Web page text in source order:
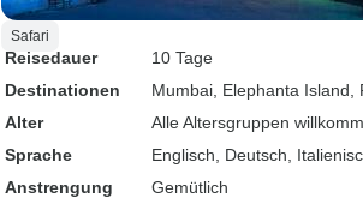
Safari
Reisedauer
10 Tage
Destinationen
Mumbai , Elephanta Island
Alter
Alle Altersgruppen
Sprache
Englisch, Deutsch,
Anstrengung
Gemütlich